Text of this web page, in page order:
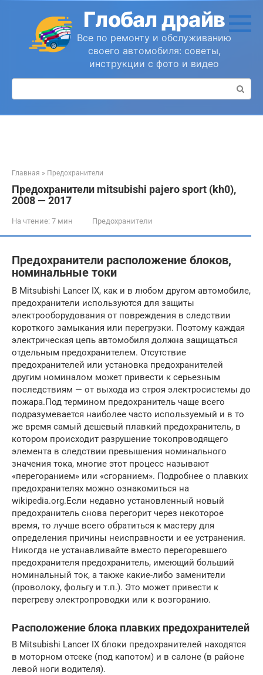
контенту
Глобал драйв
Все по ремонту и обслуживанию
своего автомобиля: советы,
инструкции с фото и видео
Поиск:
Главная » Предохранители
Предохранители mitsubishi pajero sport (kh0),
2008 — 2017
На чтение: 7 мин Предохранители
Предохранители расположение блоков,
номинальные токи
В Mitsubishi Lancer IX, как и в любом другом автомобиле,
предохранители используются для защиты
электрооборудования от повреждения в следствии
короткого замыкания или перегрузки. Поэтому каждая
электрическая цепь автомобиля должна защищаться
отдельным предохранителем. Отсутствие
предохранителей или установка предохранителей
другим номиналом может привести к серьезным
последствиям — от выхода из строя электросистемы до
пожара.Под термином предохранитель чаще всего
подразумевается наиболее часто используемый и в то
же время самый дешевый плавкий предохранитель, в
котором происходит разрушение токопроводящего
элемента в следствии превышения номинального
значения тока, многие этот процесс называют
«перегоранием» или «сгоранием». Подробнее о плавких
предохранителях можно ознакомиться на
wikipedia.org.Если недавно установленный новый
предохранитель снова перегорит через некоторое
время, то лучше всего обратиться к мастеру для
определения причины неисправности и ее устранения.
Никогда не устанавливайте вместо перегоревшего
предохранителя предохранитель, имеющий больший
номинальный ток, а также какие-либо заменители
(проволоку, фольгу и т.п.). Это может привести к
перегреву электропроводки или к возгоранию.
Расположение блока плавких предохранителей
В Mitsubishi Lancer IX блоки предохранителей находятся
в моторном отсеке (под капотом) и в салоне (в районе
левой ноги водителя).